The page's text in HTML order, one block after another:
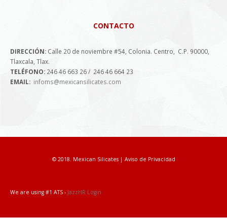
CONTACTO
DIRECCIÓN: Calle 20 de noviembre #54, Colonia. Centro, C.P. 90000,
Tlaxcala, Tlax.
TELÉFONO: 246 46 663 26 / 246 46 664 23
EMAIL: infoms@mexicansilicates.com
© 2018. Mexican Silicates | Aviso de Privacidad
We are using #1 ATS - JazzHR Login